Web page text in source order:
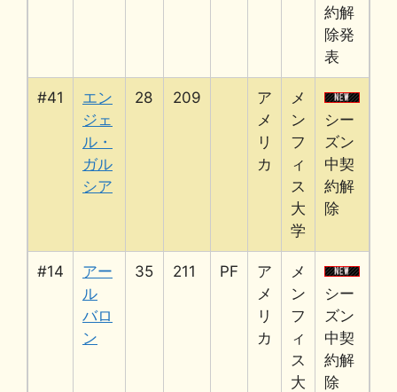
約解
除発
表
#41
エン
ジェ
ル・
ガル
シア
28 209
ア
メ
リ
カ
メ
ン
フ
ィ
ス
大
学
シー
ズン
中契
約解
除
#14
アー
ル
バロ
ン
35 211 PF
ア
メ
リ
カ
メ
ン
フ
ィ
ス
大
シー
ズン
中契
約解
除